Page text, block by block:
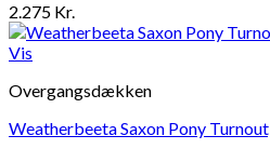
2.275 Kr.
Vis
Overgangsdækken
Weatherbeeta Saxon Pony